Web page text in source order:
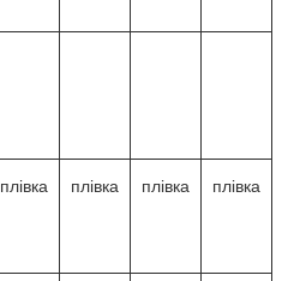
плівка плівка плівка плівка